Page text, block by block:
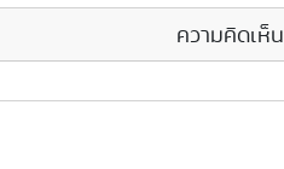
ความคิดเห็น